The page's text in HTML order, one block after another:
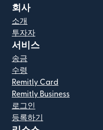
회사
소개
투자자
서비스
송금
수령
Remitly Card
Remitly Business
로그인
등록하기